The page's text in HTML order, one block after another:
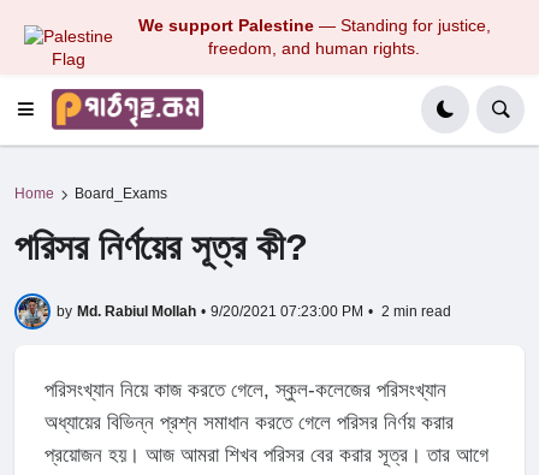
We support Palestine— Standing for justice,
freedom, and human rights.
Home Board_Exams
পরিসর নির্ণয়ের সূত্র কী?
by Md. Rabiul Mollah • 9/20/2021 07:23:00 PM • 2 min read
পরিসংখ্যান নিয়ে কাজ করতে গেলে, স্কুল-কলেজের পরিসংখ্যান
অধ্যায়ের বিভিন্ন প্রশ্ন সমাধান করতে গেলে পরিসর নির্ণয় করার
প্রয়োজন হয়। আজ আমরা শিখব পরিসর বের করার সূত্র। তার আগে